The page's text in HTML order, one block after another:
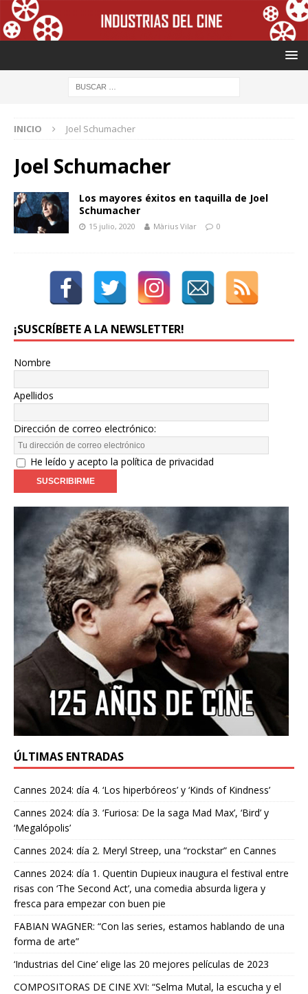
INICIO Joel Schumacher
Joel Schumacher
Los mayores éxitos en taquilla de Joel
Schumacher
15 julio, 2020 Màrius Vilar 0
¡SUSCRÍBETE A LA NEWSLETTER!
Nombre
Apellidos
Dirección de correo electrónico:
He leído y acepto la política de privacidad
ÚLTIMAS ENTRADAS
Cannes 2024: día 4. ‘Los hiperbóreos’ y ‘Kinds of Kindness’
Cannes 2024: día 3. ‘Furiosa: De la saga Mad Max’, ‘Bird’ y
‘Megalópolis’
Cannes 2024: día 2. Meryl Streep, una “rockstar” en Cannes
Cannes 2024: día 1. Quentin Dupieux inaugura el festival entre
risas con ‘The Second Act’, una comedia absurda ligera y
fresca para empezar con buen pie
FABIAN WAGNER: “Con las series, estamos hablando de una
forma de arte”
‘Industrias del Cine’ elige las 20 mejores películas de 2023
COMPOSITORAS DE CINE XVI: “Selma Mutal, la escucha y el